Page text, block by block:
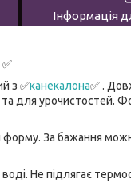
Інформація
✅
з ✅канекалона✅ .
для урочистостей.
За бажання
Не підлягає